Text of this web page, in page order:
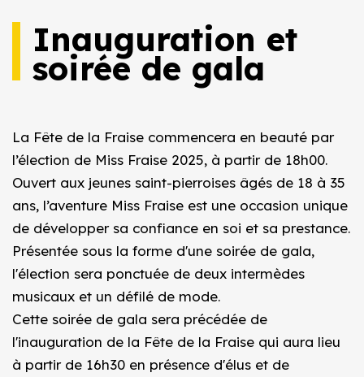
Inauguration et
soirée de gala
La Fête de la Fraise commencera en beauté par
l’élection de Miss Fraise 2025, à partir de 18h00.
Ouvert aux jeunes saint-pierroises âgés de 18 à 35
ans, l’aventure Miss Fraise est une occasion unique
de développer sa confiance en soi et sa prestance.
Présentée sous la forme d'une soirée de gala,
l'élection sera ponctuée de deux intermèdes
musicaux et un défilé de mode.
Cette soirée de gala sera précédée de
l'inauguration de la Fête de la Fraise qui aura lieu
à partir de 16h30 en présence d'élus et de